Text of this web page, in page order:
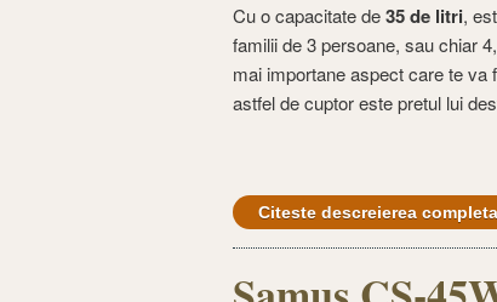
Cu o capacitate de35 de litri,
familii de 3 persoane, sau chiar
mai importane aspect care te va
astfel de cuptor este pretul lui
Citeste descreierea completa